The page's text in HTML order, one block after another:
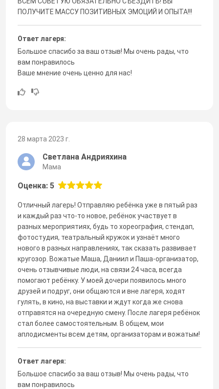
ПОЛУЧИТЕ МАССУ ПОЗИТИВНЫХ ЭМОЦИЙ И ОПЫТА!!!
Ответ лагеря:
Большое спасибо за ваш отзыв! Мы очень рады, что
вам понравилось
Ваше мнение очень ценно для нас!
28 марта 2023 г.
Светлана Андрияхина
Мама
Оценка: 5
Отличный лагерь! Отправляю ребёнка уже в пятый раз
и каждый раз что-то новое, ребёнок участвует в
разных мероприятиях, будь то хореография, стендап,
фотостудия, театральный кружок и узнаёт много
нового в разных направлениях, так сказать развивает
кругозор. Вожатые Маша, Даниил и Паша-организатор,
очень отзывчивые люди, на связи 24 часа, всегда
помогают ребёнку. У моей дочери появилось много
друзей и подруг, они общаются и вне лагеря, ходят
гулять, в кино, на выставки и ждут когда же снова
отправятся на очередную смену. После лагеря ребёнок
стал более самостоятельным. В общем, мои
аплодисменты всем детям, организаторам и вожатым!
Ответ лагеря:
Большое спасибо за ваш отзыв! Мы очень рады, что
вам понравилось